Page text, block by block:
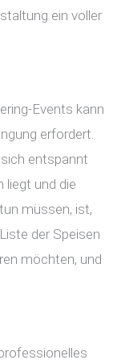
ein voller
Events kann
erfordert.
entspannt
liegt und die
müssen, ist,
der Speisen
möchten, und